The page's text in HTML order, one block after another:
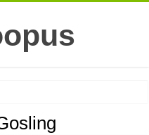
nie pomaga oswoić się ze